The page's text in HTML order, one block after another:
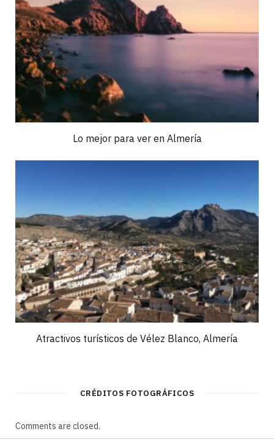
Lo mejor para ver en Almería
Atractivos turísticos de Vélez Blanco, Almería
CRÉDITOS FOTOGRÁFICOS
Comments are closed.